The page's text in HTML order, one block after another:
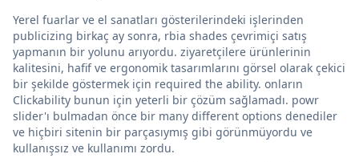
Yerel fuarlar ve el sanatları gösterilerindeki işlerinden
publicizing birkaç ay sonra, rbia shades çevrimiçi satış
yapmanın bir yolunu arıyordu. ziyaretçilere ürünlerinin
kalitesini, hafif ve ergonomik tasarımlarını görsel olarak çekici
bir şekilde göstermek için required the ability. onların
Clickability bunun için yeterli bir çözüm sağlamadı. powr
slider'ı bulmadan önce bir many different options denediler
ve hiçbiri sitenin bir parçasıymış gibi görünmüyordu ve
kullanışsız ve kullanımı zordu.